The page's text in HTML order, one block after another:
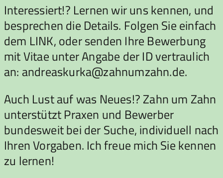
Interessiert!? Lernen wir uns kennen, und
besprechen die Details. Folgen Sie einfach
dem LINK, oder senden Ihre Bewerbung
mit Vitae unter Angabe der ID vertraulich
an: andreaskurka@zahnumzahn.de.
Auch Lust auf was Neues!? Zahn um Zahn
unterstützt Praxen und Bewerber
bundesweit bei der Suche, individuell nach
Ihren Vorgaben. Ich freue mich Sie kennen
zu lernen!